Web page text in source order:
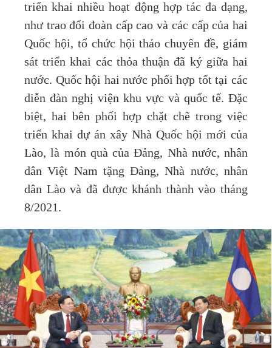
triển khai nhiều hoạt động hợp tác đa dạng,
như trao đổi đoàn cấp cao và các cấp của hai
Quốc hội, tổ chức hội thảo chuyên đề, giám
sát triển khai các thỏa thuận đã ký giữa hai
nước. Quốc hội hai nước phối hợp tốt tại các
diễn đàn nghị viện khu vực và quốc tế. Đặc
biệt, hai bên phối hợp chặt chẽ trong việc
triển khai dự án xây Nhà Quốc hội mới của
Lào, là món quà của Đảng, Nhà nước, nhân
dân Việt Nam tặng Đảng, Nhà nước, nhân
dân Lào và đã được khánh thành vào tháng
8/2021.